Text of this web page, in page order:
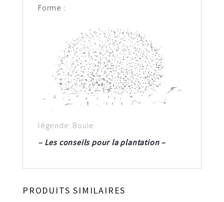
Forme :
légende: Boule
– Les conseils pour la plantation –
PRODUITS SIMILAIRES